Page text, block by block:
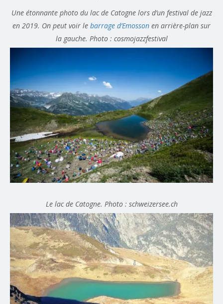
Une étonnante photo du lac de Catogne lors d’un festival de jazz
en 2019. On peut voir le barrage d’Emosson en arrière-plan sur
la gauche. Photo : cosmojazzfestival
Le lac de Catogne. Photo : schweizersee.ch